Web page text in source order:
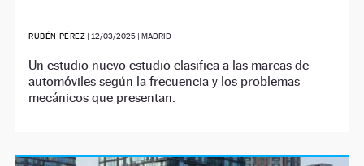
RUBÉN PÉREZ | 12/03/2025 | MADRID
Un estudio nuevo estudio clasifica a las marcas de
automóviles según la frecuencia y los problemas
mecánicos que presentan.